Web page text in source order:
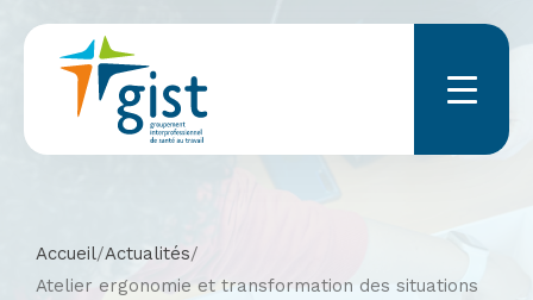
Accueil/Actualités/
Atelier ergonomie et transformation des situations